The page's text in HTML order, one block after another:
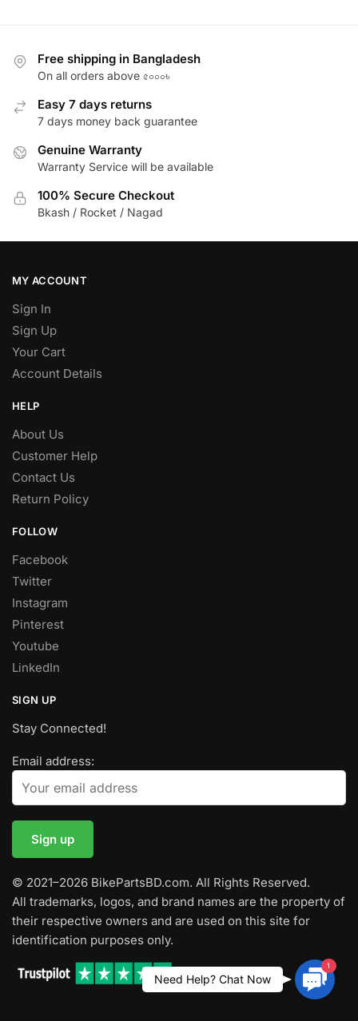
Free shipping in Bangladesh
On all orders above ৫০০০৳
Easy 7 days returns
7 days money back guarantee
Genuine Warranty
Warranty Service will be available
100% Secure Checkout
Bkash / Rocket / Nagad
MY ACCOUNT
Sign In
Sign Up
Your Cart
Account Details
HELP
About Us
Customer Help
Contact Us
Return Policy
FOLLOW
Facebook
Twitter
Instagram
Pinterest
Youtube
LinkedIn
SIGN UP
Stay Connected!
Email address:
© 2021–2026 BikePartsBD.com. All Rights Reserved.
All trademarks, logos, and brand names are the property of
their respective owners and are used on this site for
identification purposes only.
1
Need Help? Chat Now